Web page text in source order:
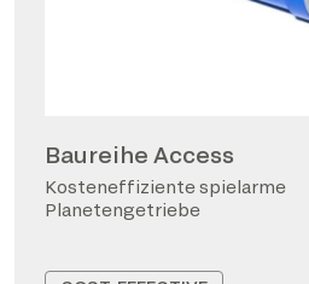
Baureihe Access
Kosteneffiziente spielarme
Planetengetriebe